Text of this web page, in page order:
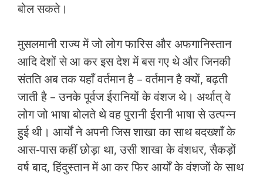
बोल सकते।
मुसलमानी राज्‍य में जो लोग फारिस और अफगानिस्‍तान
आदि देशों से आ कर इस देश में बस गए थे और जिनकी
संतति अब तक यहाँ वर्तमान है – वर्तमान है क्‍यों, बढ़ती
जाती है – उनके पूर्वज ईरानियों के वंशज थे। अर्थात् वे
लोग जो भाषा बोलते थे वह पुरानी ईरानी भाषा से उत्‍पन्‍न
हुई थी। आर्यों ने अपनी जिस शाखा का साथ बदख्‍शाँ के
आस-पास कहीं छोड़ा था, उसी शाखा के वंशधर, सैकड़ों
वर्ष बाद, हिंदुस्‍तान में आ कर फिर आर्यों के वंशजों के साथ